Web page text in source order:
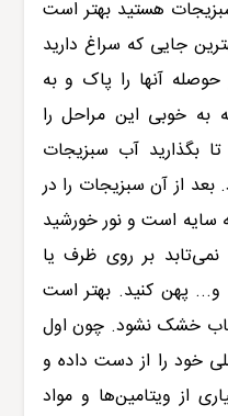
هستید بهتر است
جایی که سراغ دارید
آنها را پاک و به
به خوبی این مراحل را
بگذارید آب سبزیجات
از آن سبزیجات را در
سایه است و نور خورشید
بر روی ظرف یا
و... پهن کنید. بهتر است
خشک نشود. چون اول
خود را از دست داده و
از ویتامین‌ها و مواد